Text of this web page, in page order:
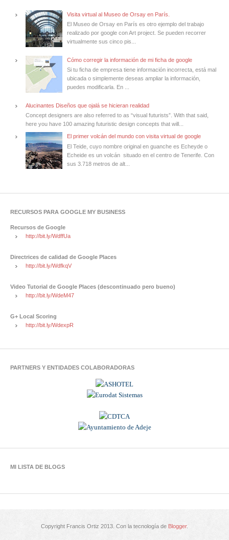
Visita virtual al Museo de Orsay en París.
El Museo de Orsay en París es otro ejemplo del trabajo
realizado por google con Art project. Se pueden recorrer
virtualmente sus cinco pis...
Cómo corregir la información de mi ficha de google
Si tu ficha de empresa tiene información incorrecta, está mal
ubicada o simplemente deseas ampliar la información,
puedes modificarla. En ...
Alucinantes Diseños que ojalá se hicieran realidad
Concept designers are also referred to as “visual futurists”. With that said,
here you have 100 amazing futuristic design concepts that will...
El primer volcán del mundo con visita virtual de google
El Teide, cuyo nombre original en guanche es Echeyde o
Echeide es un volcán situado en el centro de Tenerife. Con
sus 3.718 metros de alt...
RECURSOS PARA GOOGLE MY BUSINESS
Recursos de Google
http://bit.ly/WdffUa
Directrices de calidad de Google Places
http://bit.ly/WdfkqV
Video Tutorial de Google Places (descontinuado pero bueno)
http://bit.ly/WdeM47
G+ Local Scoring
http://bit.ly/WdexpR
PARTNERS Y ENTIDADES COLABORADORAS
MI LISTA DE BLOGS
Copyright Francis Ortiz 2013. Con la tecnología de Blogger.